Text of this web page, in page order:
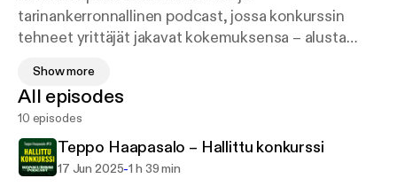
tarinankerronnallinen podcast, jossa konkurssin
tehneet yrittäjät jakavat kokemuksensa – alusta
mutta täyttä asiaa, ja huumorillekin on tilaa.
Tavoitteena on murtaa konkurssiin liittyviä tabuja,
tuoda esiin järjestelmän haasteita ja tehdä
konkurssista ymmärrettävämpi osa yrittäjyyttä.
Show more
All episodes
10 episodes
Teppo Haapasalo – Hallittu konkurssi
17 Jun 2025-1 h 39 min